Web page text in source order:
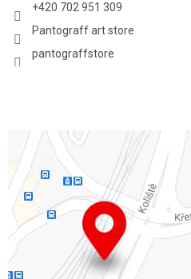
+420 702 951 309
Pantograff art store
pantograffstore